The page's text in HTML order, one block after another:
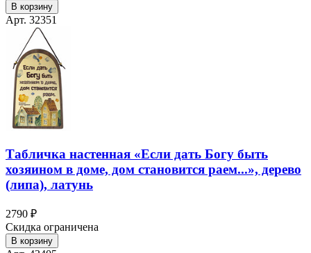
В корзину
Арт. 32351
Табличка настенная «Если дать Богу быть
хозяином в доме, дом становится раем...», дерево
(липа), латунь
2790 ₽
Скидка ограничена
В корзину